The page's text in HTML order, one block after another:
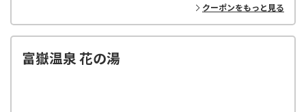
クーポンをもっと見る
富嶽温泉 花の湯